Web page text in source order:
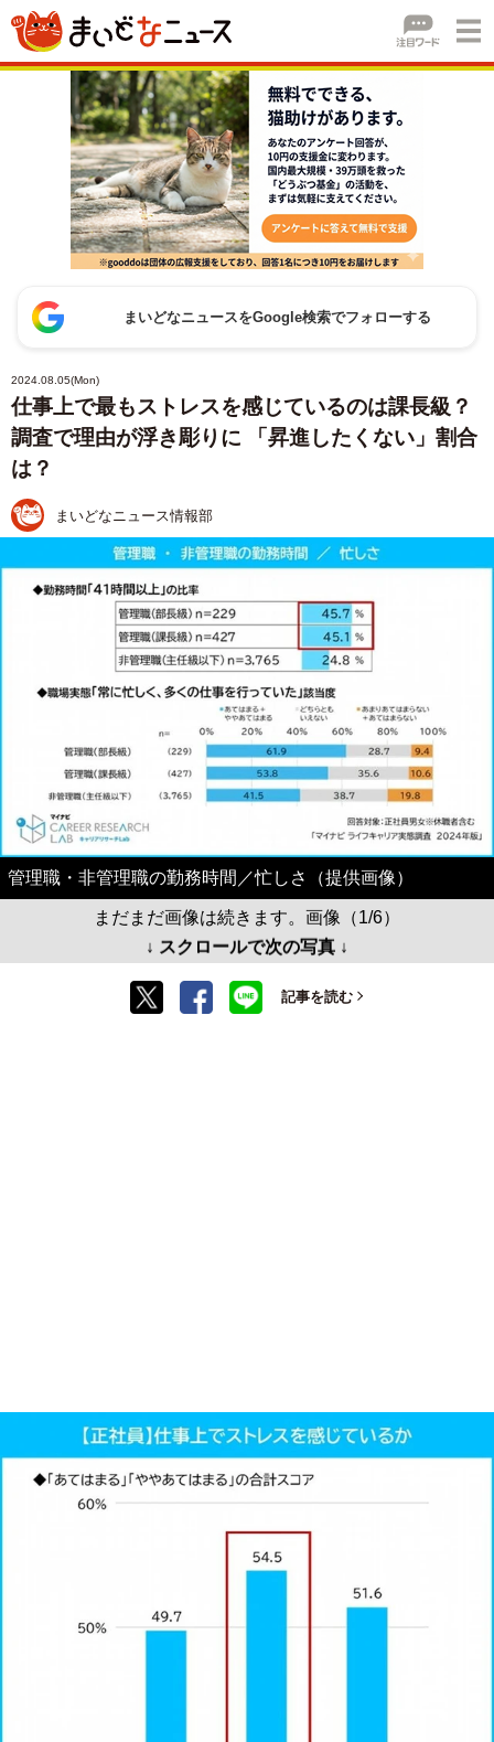
まいどなニュースをGoogle検索でフォローする
2024.08.05(Mon)
仕事上で最もストレスを感じているのは課長級？
調査で理由が浮き彫りに 「昇進したくない」割合
は？
まいどなニュース情報部
管理職・非管理職の勤務時間／忙しさ（提供画像）
まだまだ画像は続きます。画像（1/6）
↓ スクロールで次の写真 ↓
記事を読む